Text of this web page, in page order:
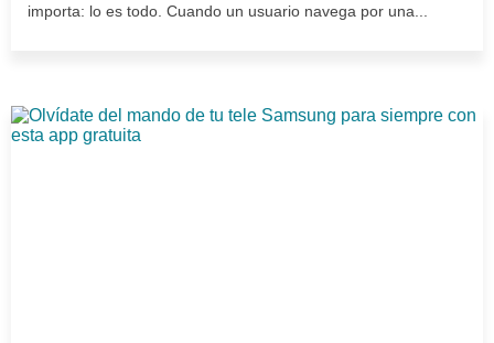
importa: lo es todo. Cuando un usuario navega por una...